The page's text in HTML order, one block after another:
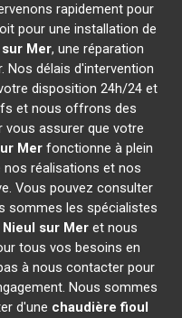
rapidement pour
pour une installation de
Mer, une réparation
Nos délais d'intervention
disposition 24h/24 et
et nous offrons des
assurer que votre
Merfonctionne à plein
réalisations et nos
Vous pouvez consulter
sommes les spécialistes
Nieul sur Mer et nous
tous vos besoins en
à nous contacter pour
Nous sommes
d'une chaudière fioul